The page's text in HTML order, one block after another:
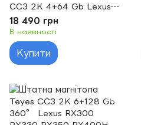
CC3 2K 4+64 Gb Lexus
RX300 RX330 RX350
RX400H Toyota harrier
2003-2009 9"
18 490 грн
В наявності
Купити